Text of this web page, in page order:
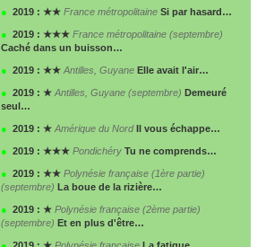
● 2019 : ★★ France métropolitaine Si par hasard…
● 2019 : ★★★ France métropolitaine (septembre)
Caché dans un buisson…
● 2019 : ★★ Antilles, Guyane Elle avait l'air…
● 2019 : ★ Antilles, Guyane (septembre) Demeuré
seul…
● 2019 : ★ Amérique du NordIl vous échappe…
● 2019 : ★★★ Pondichéry Tu ne comprends…
● 2019 : ★★ Polynésie française (1ère partie)
(septembre) La boue de la rizière…
● 2019 : ★ Polynésie française (2ème partie)
(septembre) Et en plus d'être…